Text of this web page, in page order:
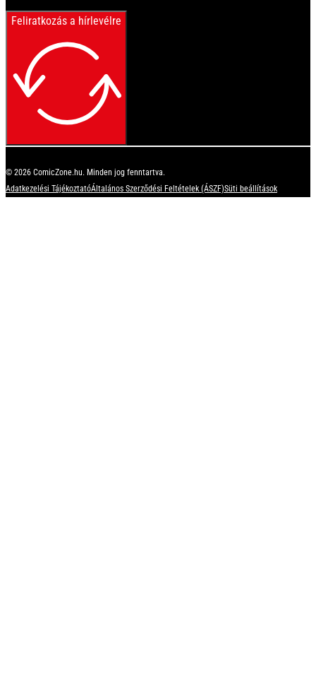
Feliratkozás a hírlevélre
© 2026 ComicZone.hu. Minden jog fenntartva.
Adatkezelési TájékoztatóÁltalános Szerződési Feltételek (ÁSZF)Süti beállítások